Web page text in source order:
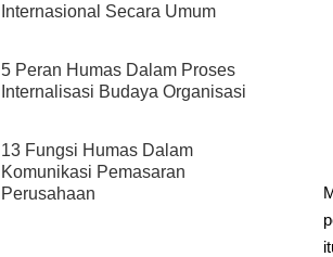
Internasional Secara Umum
5 Peran Humas Dalam Proses
Internalisasi Budaya Organisasi
13 Fungsi Humas Dalam
Komunikasi Pemasaran
Perusahaan